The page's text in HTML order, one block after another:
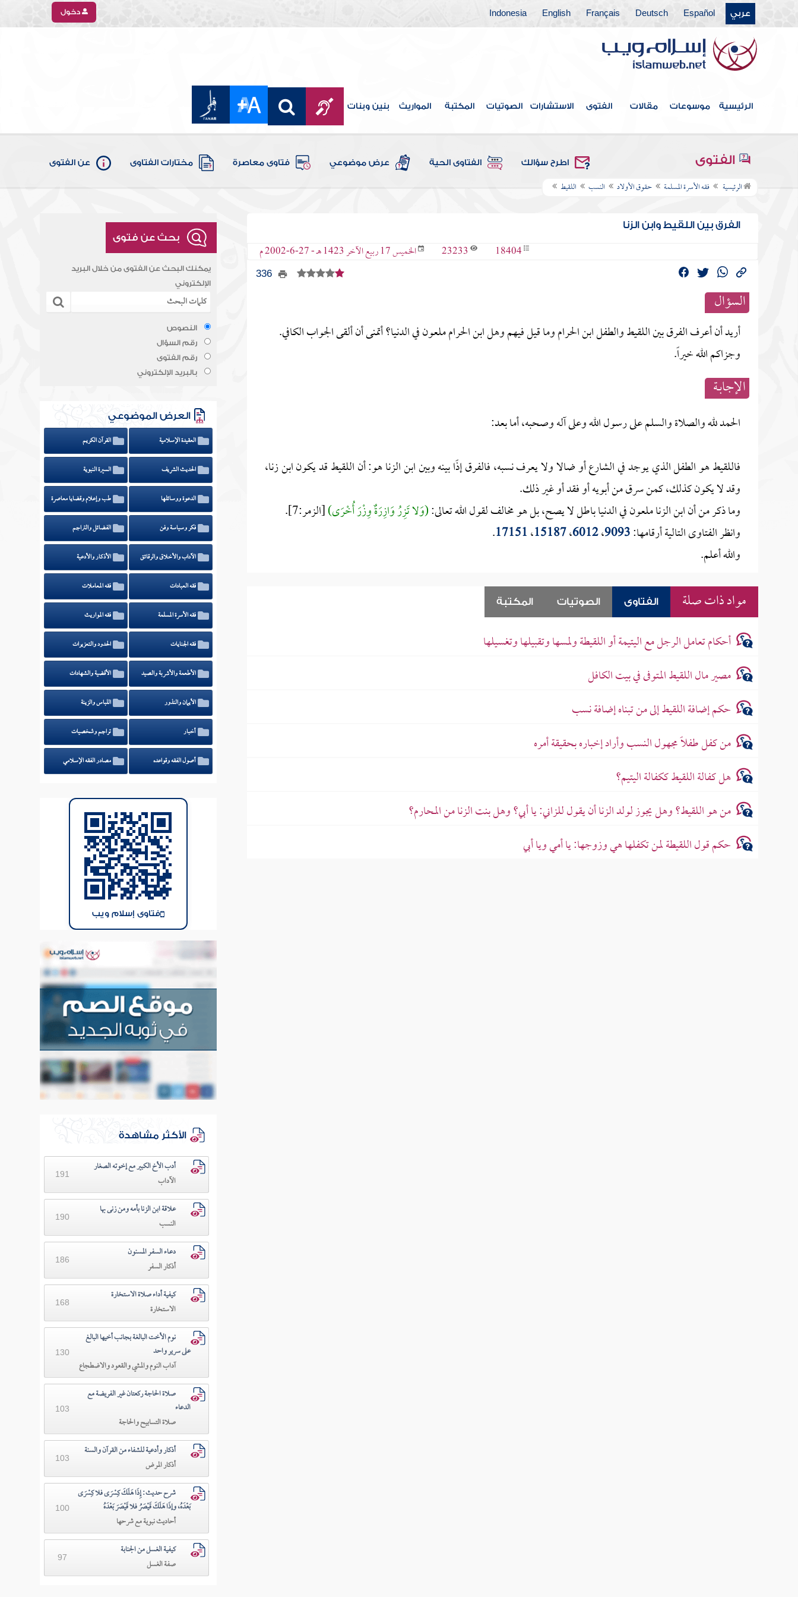
عربي Español
Deutsch
Français
English
Indonesia دخول
الرئيسية موسوعات مقالات الفتوى الاستشارات الصوتيات المكتبة المواريث بنين وبنات
الفتوى اطرح سؤالك الفتاوى الحية عرض موضوعي فتاوى معاصرة مختارات الفتاوى عن الفتوى
الرئيسية فقه الأسرة المسلمة حقوق الأولاد النسب اللقيط
الفرق بين اللقيط وابن الزنا
18404
23233 الخميس 17 ربيع الآخر 1423 هـ - 27-6-2002 م
336
السؤال
أريد أن أعرف الفرق بين اللقيط والطفل ابن الحرام وما قيل فيهم وهل ابن الحرام ملعون في الدنيا؟ أتمنى أن ألقى الجواب الكافي.
وجزاكم الله خيراً.
الإجابــة
الحمد لله والصلاة والسلم على رسول الله وعلى آله وصحبه، أما بعد:
فاللقيط هو الطفل الذي يوجد في الشارع أو ضالا ولا يعرف نسبه، فالفرق إذًا بينه وبين ابن الزنا هو: أن اللقيط قد يكون ابن زنا،
وقد لا يكون كذلك، كمن سرق من أبويه أو فقد أو غير ذلك.
وما ذكر من أن ابن الزنا ملعون في الدنيا باطل لا يصح، بل هو مخالف لقول الله تعالى:(وَلا تَزِرُ وَازِرَةٌ وِزْرَ أُخْرَى)[الزمر:7].
وانظر الفتاوى التالية أرقامها:9093،6012،15187،17151
.
والله أعلم.
مواد ذات صلة الفتاوى الصوتيات المكتبة
أحكام تعامل الرجل مع اليتيمة أو اللقيطة ولمسها وتقبيلها وتغسيلها
مصير مال اللقيط المتوفى في بيت الكافل
حكم إضافة اللقيط إلى من تبناه إضافة نسب
من كفل طفلًا مجهول النسب وأراد إخباره بحقيقة أمره
هل كفالة اللقيط ككفالة اليتيم؟
من هو اللقيط؟ وهل يجوز لولد الزنا أن يقول للزاني: يا أبي؟ وهل بنت الزنا من المحارم؟
حكم قول اللقيطة لمن تكفلها هي وزوجها: يا أمي ويا أبي
بحث عن فتوى
يمكنك البحث عن الفتوى من خلال البريد
الإلكتروني
النصوص
رقم السؤال
رقم الفتوى
بالبريد الإلكتروني
العرض الموضوعي
العقيدة الإسلامية القرآن الكريم
الحديث الشريف السيرة النبوية
الدعوة ووسائلها طب وإعلام وقضايا معاصرة
فكر وسياسة وفن الفضائل والتراجم
الآداب والأخلاق والرقائق الأذكار والأدعية
فقه العبادات فقه المعاملات
فقه الأسرة المسلمة فقه المواريث
فقه الجنايات الحدود والتعزيرات
الأطعمة والأشربة والصيد الأقضية والشهادات
الأيمان والنذور اللباس والزينة
أخبار تراجم وشخصيات
أصول الفقه وقواعده مصادر الفقه الإسلامي
فتاوى إسلام ويب
الأكثر مشاهدة
أدب الأخ الكبير مع إخوته الصغار
الآداب
191
علاقة ابن الزنا بأمه ومن زنى بها
النسب
190
دعـاء السفـر المسنون
أذكار السفر
186
كيفية أداء صلاة الاستخارة
الاستخارة
168
نوم الأخت البالغة بجانب أخيها البالغ
على سرير واحد
آداب النوم والمشي والقعود والاضطجاع
130
صلاة الحاجة ركعتان غير الفريضة مع
الدعاء
صلاة التسابيح والحاجة
103
أذكار وأدعية للشفاء من القرآن والسنة
أذكار المرض
103
شرح حديث: إِذَا هَلَكَ كِسْرَى فلا كِسْرَى
بَعْدَهُ، وإذَا هَلَكَ قَيْصَرُ فلا قَيْصَرَ بَعْدَهُ
أحاديث نبوية مع شرحها
100
كيفية الغسل من الجنابة
صفة الغسل
97